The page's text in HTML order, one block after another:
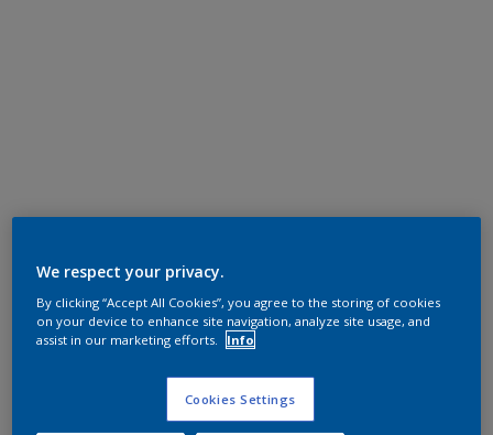
We respect your privacy.
By clicking “Accept All Cookies”, you agree to the storing of cookies
on your device to enhance site navigation, analyze site usage, and
assist in our marketing efforts.
Info
Cookies Settings